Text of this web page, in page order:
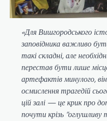
«Для Вишгородського
заповідника важливо
такі складні, але
перестав бути лише
артефактів минулого,
осмислення трагедій
цій залі — це крик про
почути крізь “оглушливу